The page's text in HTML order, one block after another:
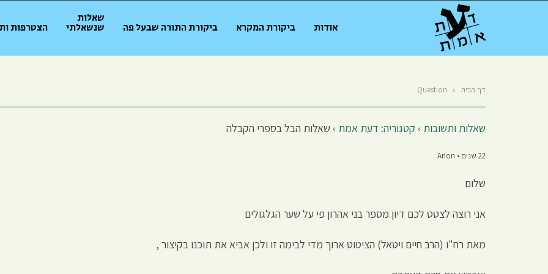
אודות ביקורת המקרא ביקורת התורה שבעל פה
שאלות
שנשאלתי הצטרפות
דף הבית »
Question
שאלות ותשובות › קטגוריה: דעת אמת › שאלות הבל בספרי הקבלה
22 שנים • Anon
שלום
אני רוצה לצטט לכם דיון מספר בני אהרון פי על שער הגלגולים
מאת רח"ו (הרב חיים ויטאל) הציטוט ארוך מדי לבימה זו ולכן אביא את תוכנו בקיצור ,